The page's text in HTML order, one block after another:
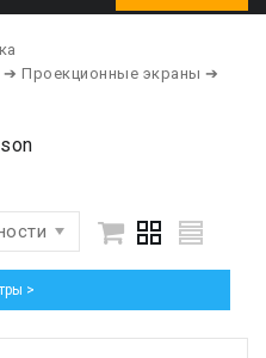
➔ Проекционные экраны ➔
>